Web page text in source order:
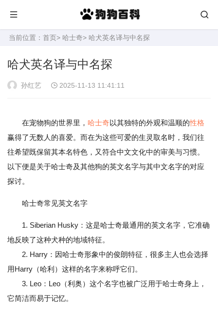
当前位置： 首页> 哈士奇> 哈犬英名译与中名探
哈犬英名译与中名探
孙红艺 2025-11-13 11:41:11
在宠物狗的世界里， 哈士奇以其独特的外观和温顺的性格
赢得了无数人的喜爱。而在为这些可爱的生灵取名时，我们往
往希望既保留其本名特色，又符合中文文化中的审美与习惯。
以下便是关于哈士奇及其他狗的英文名字与其中文名字的对应
探讨。
哈士奇常见英文名字
1. Siberian Husky：这是哈士奇最通用的英文名字，它准确
地反映了这种犬种的地域特征。
2. Harry：因哈士奇形象中的俊朗特征，很多主人也会选择
用Harry（哈利）这样的名字来称呼它们。
3. Leo：Leo（利奥）这个名字也被广泛用于哈士奇身上，
它简洁而易于记忆。